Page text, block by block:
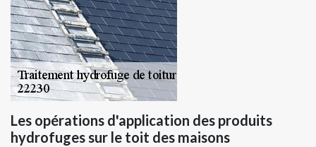
Les opérations d'application des produits
hydrofuges sur le toit des maisons